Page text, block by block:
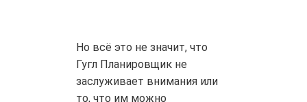
Но всё это не значит, что
Гугл Планировщик не
заслуживает внимания или
то, что им можно